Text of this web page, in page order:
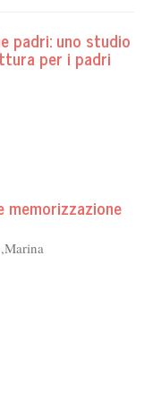
padri: uno studio
per i padri
memorizzazione